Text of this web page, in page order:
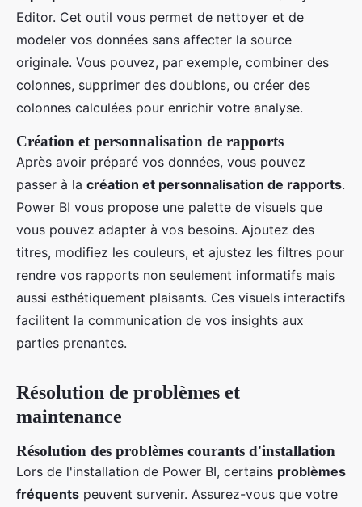
Editor. Cet outil vous permet de nettoyer et de
modeler vos données sans affecter la source
originale. Vous pouvez, par exemple, combiner des
colonnes, supprimer des doublons, ou créer des
colonnes calculées pour enrichir votre analyse.
Création et personnalisation de rapports
Après avoir préparé vos données, vous pouvez
passer à la création et personnalisation de rapports.
Power BI vous propose une palette de visuels que
vous pouvez adapter à vos besoins. Ajoutez des
titres, modifiez les couleurs, et ajustez les filtres pour
rendre vos rapports non seulement informatifs mais
aussi esthétiquement plaisants. Ces visuels interactifs
facilitent la communication de vos insights aux
parties prenantes.
Résolution de problèmes et
maintenance
Résolution des problèmes courants d'installation
Lors de l'installation de Power BI, certains problèmes
fréquents peuvent survenir. Assurez-vous que votre